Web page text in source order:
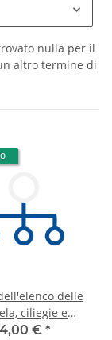
nulla per il
altro termine di
delle
ciliegie e
€ *